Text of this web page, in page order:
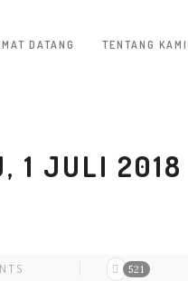
DATANG TENTANG KAMI
1 JULI 2018
521